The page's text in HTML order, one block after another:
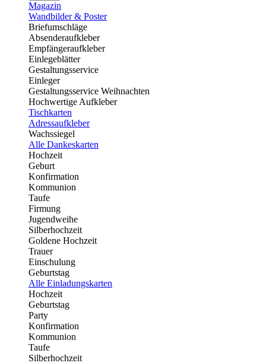
Magazin
Wandbilder & Poster
Briefumschläge
Absenderaufkleber
Empfängeraufkleber
Einlegeblätter
Gestaltungsservice
Einleger
Gestaltungsservice Weihnachten
Hochwertige Aufkleber
Tischkarten
Adressaufkleber
Wachssiegel
Alle Dankeskarten
Hochzeit
Geburt
Konfirmation
Kommunion
Taufe
Firmung
Jugendweihe
Silberhochzeit
Goldene Hochzeit
Trauer
Einschulung
Geburtstag
Alle Einladungskarten
Hochzeit
Geburtstag
Party
Konfirmation
Kommunion
Taufe
Silberhochzeit